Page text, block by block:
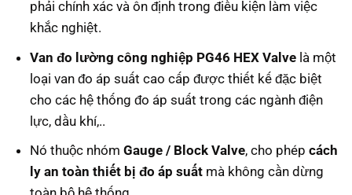
phải chính xác và ổn định trong điều kiện làm việc
khắc nghiệt.
Van đo lường công nghiệp PG46 HEX Valvelà một
loại van đo áp suất cao cấp được thiết kế đặc biệt
cho các hệ thống đo áp suất trong các ngành điện
lực, dầu khí,..
Nó thuộc nhóm Gauge / Block Valve, cho phép cách
ly an toàn thiết bị đo áp suấtmà không cần dừng